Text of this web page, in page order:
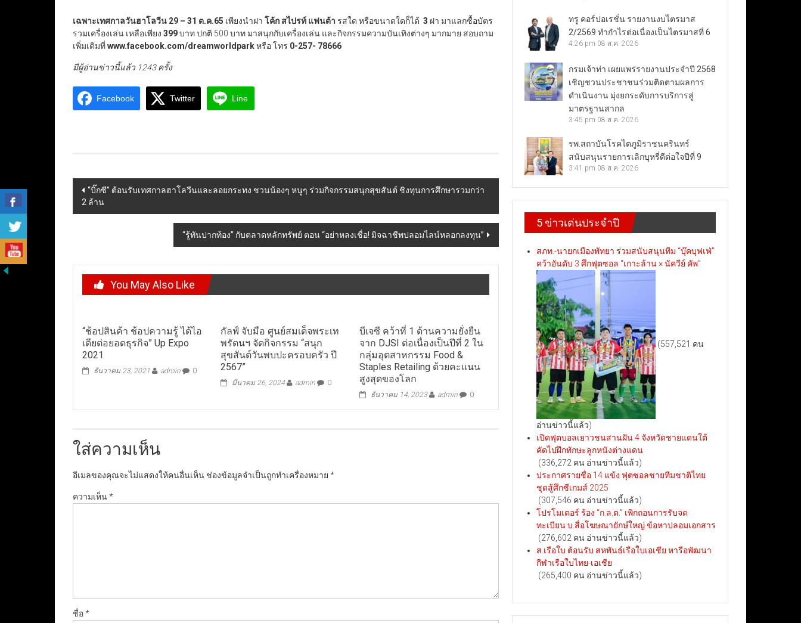
เฉพาะเทศกาลวันฮาโลวีน 29 – 31 ต.ค.65 เพียงนำฝา โค้ก สไปรท์ แฟนต้า รสใด หรือขนาดใดก็ได้ 3 ฝา มาแลกซื้อบัตร
รวมเครื่องเล่น เหลือเพียง 399บาท ปกติ 500 บาท มาสนุกกับเครื่องเล่น และกิจกรรมความบันเทิงต่างๆ มากมาย สอบถาม
เพิ่มเติมที่www.facebook.com/dreamworldparkหรือ โทร 0-257- 78666
มีผู้อ่านข่าวนี้แล้ว 1243 ครั้ง
Facebook Twitter Line
Post
navigation
“บิ๊กซี” ต้อนรับเทศกาลฮาโลวีนและลอยกระทง ชวนน้องๆ หนูๆ ร่วมกิจกรรมสนุกสุขสันต์ ชิงทุนการศึกษารวมกว่า
2 ล้าน
“รู้ทันปากท้อง” กับตลาดหลักทรัพย์ ตอน “อย่าหลงเชื่อ! มิจฉาชีพปลอมไลน์หลอกลงทุน”
You May Also Like
“ช้อปสินค้า ช้อปความรู้ ได้ไอ
เดียต่อยอดธุรกิจ” Up Expo
2021
ธันวาคม 23, 2021 admin 0
กัลฟ์ จับมือ ศูนย์สมเด็จพระเท
พรัตนฯ จัดกิจกรรม “สนุก
สุขสันต์วันพบปะครอบครัว ปี
2567”
มีนาคม 26, 2024 admin 0
บีเจซี คว้าที่ 1 ด้านความยั่งยืน
จาก DJSI ต่อเนื่องเป็นปีที่ 2 ใน
กลุ่มอุตสาหกรรม Food &
Staples Retailing ด้วยคะแนน
สูงสุดของโลก
ธันวาคม 14, 2023 admin 0
ใส่ความเห็น
อีเมลของคุณจะไม่แสดงให้คนอื่นเห็น ช่องข้อมูลจำเป็นถูกทำเครื่องหมาย *
ความเห็น*
ชื่อ*
ทรู คอร์ปอเรชั่น รายงานงบไตรมาส
2/2569 ทำกำไรต่อเนื่องเป็นไตรมาสที่ 6
4:26 pm 08 ส.ค. 2026
กรมเจ้าท่า เผยแพร่รายงานประจำปี 2568
เชิญชวนประชาชนร่วมติดตามผลการ
ดำเนินงาน มุ่งยกระดับการบริการสู่
มาตรฐานสากล
3:45 pm 08 ส.ค. 2026
รพ.สถาบันโรคไตภูมิราชนครินทร์
สนับสนุนรายการเลิกบุหรี่ดีต่อใจปีที่ 9
3:41 pm 08 ส.ค. 2026
5 ข่าวเด่นประจำปี
สภท.-นายกเมืองพัทยา ร่วมสนับสนุนทีม “บุ๊คบุฟเฟ่”
คว้าอันดับ 3 ศึกฟุตซอล “เกาะล้าน × นัควีย์ คัพ”
(557,521 คน
อ่านข่าวนี้แล้ว)
เปิดฟุตบอลเยาวชนสานฝัน 4 จังหวัดชายแดนใต้
คัดไปฝึกทักษะลูกหนังต่างแดน
(336,272 คน อ่านข่าวนี้แล้ว)
ประกาศรายชื่อ 14 แข้ง ฟุตซอลชายทีมชาติไทย
ชุดสู้ศึกซีเกมส์ 2025
(307,546 คน อ่านข่าวนี้แล้ว)
โปรโมเตอร์ ร้อง “ก.ล.ต.” เพิกถอนการรับจด
ทะเบียน บ.สื่อโฆษณายักษ์ใหญ่ ข้อหาปลอมเอกสาร
(276,602 คน อ่านข่าวนี้แล้ว)
ส.เรือใบ ต้อนรับ สหพันธ์เรือใบเอเชีย หารือพัฒนา
กีฬาเรือใบไทย-เอเชีย
(265,400 คน อ่านข่าวนี้แล้ว)